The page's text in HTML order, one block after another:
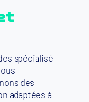
spécialisé
des
adaptées à